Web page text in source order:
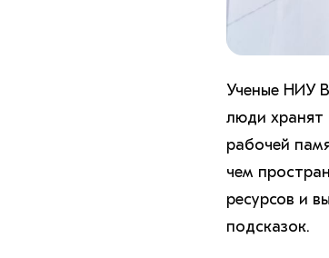
Ученые НИУ
люди
рабочей
чем
ресурсов и
подсказок.